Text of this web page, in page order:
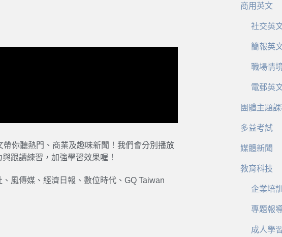
你聽熱門、商業及趣味新聞！我們會分別播放
跟讀練習，加強學習效果喔！
風傳媒、經濟日報、數位時代、GQ Taiwan
商用英文
社交英
簡報英
職場情
電郵英
團體主題
多益考試
媒體新聞
教育科技
企業培
專題報
成人學